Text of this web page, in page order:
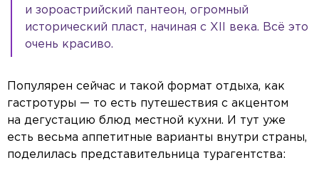
и зороастрийский пантеон, огромный
исторический пласт, начиная с XII века. Всё это
очень красиво.
Популярен сейчас и такой формат отдыха, как
гастротуры — то есть путешествия с акцентом
на дегустацию блюд местной кухни. И тут уже
есть весьма аппетитные варианты внутри страны,
поделилась представительница турагентства: